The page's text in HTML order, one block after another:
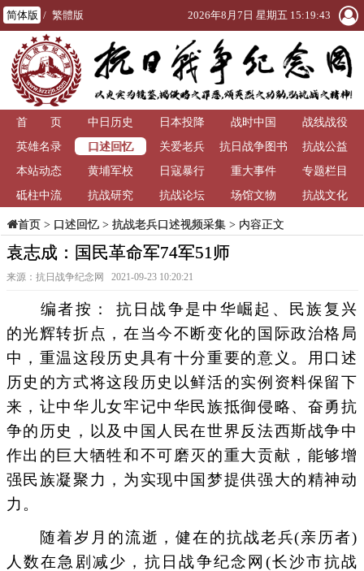
简体版 / 繁體版 2026年8月7日 星期五 15:19:43
首 页 中日历史 日本投降 战时中国
战线战役
英雄名录
口述回忆 关爱老兵
抗日战争图书
馆
抗战公益
本站动态
黄埔军校 日寇暴行 重大事件
专题栏目
砥柱中流
抗战研究 抗战论坛 场馆文物 抗战文化
首页> 口述回忆> 抗战老兵口述视频采集> 内容正文
袁志成：国民革命军74军51师
来源：抗日战争纪念网 2021-09-23 10:20:21
编者按： 抗日战争是中华崛起、民族复兴
的光辉转折点，在当今不断变化的国际政治格局
中，重温这段历史具有十分重要的意义。用口述
历史的方式将这段历史以鲜活的实例资料保留下
来，让中华儿女牢记中华民族抵御侵略、奋勇抗
争的历史，以及中国人民在世界反法西斯战争中
作出的巨大牺牲和不可磨灭的重大贡献，能够增
强民族凝聚力，为实现中国梦提供强大的精神动
力。
随着岁月的流逝，健在的抗战老兵(亲历者)
人数在急剧减少，抗日战争纪念网(长沙市抗战